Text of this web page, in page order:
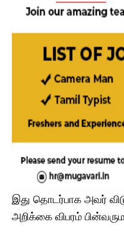
​இது தொடர்பாக அவர்
அறிக்கை விபரம்